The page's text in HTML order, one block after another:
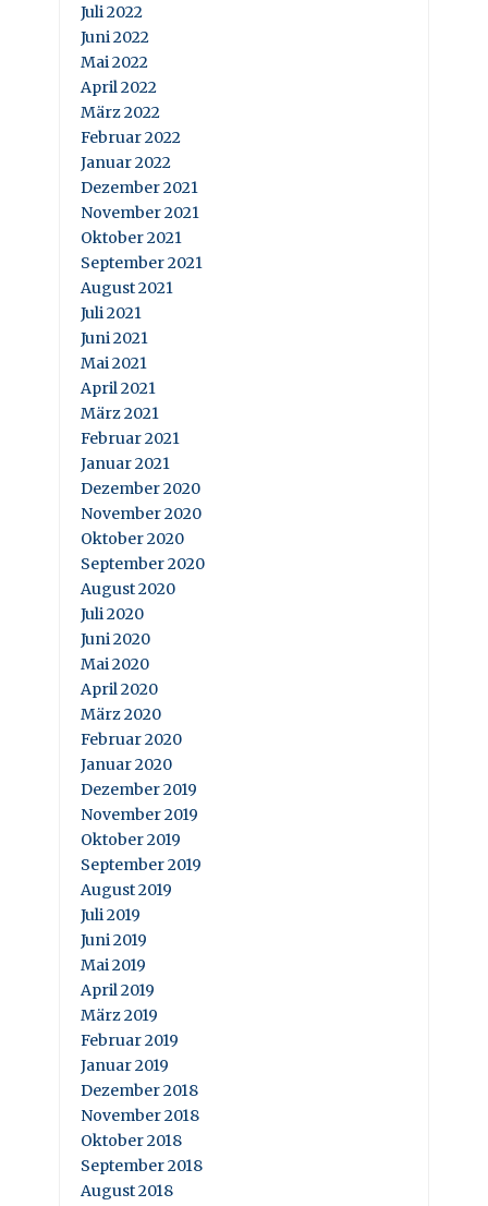
Juli 2022
Juni 2022
Mai 2022
April 2022
März 2022
Februar 2022
Januar 2022
Dezember 2021
November 2021
Oktober 2021
September 2021
August 2021
Juli 2021
Juni 2021
Mai 2021
April 2021
März 2021
Februar 2021
Januar 2021
Dezember 2020
November 2020
Oktober 2020
September 2020
August 2020
Juli 2020
Juni 2020
Mai 2020
April 2020
März 2020
Februar 2020
Januar 2020
Dezember 2019
November 2019
Oktober 2019
September 2019
August 2019
Juli 2019
Juni 2019
Mai 2019
April 2019
März 2019
Februar 2019
Januar 2019
Dezember 2018
November 2018
Oktober 2018
September 2018
August 2018